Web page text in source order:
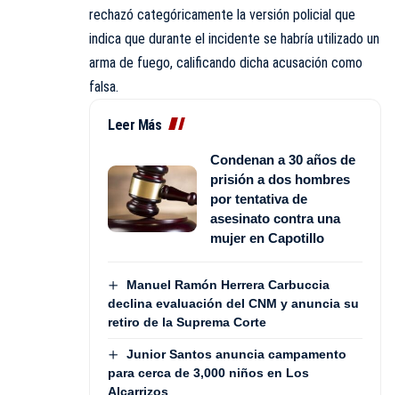
rechazó categóricamente la versión policial que
indica que durante el incidente se habría utilizado un
arma de fuego, calificando dicha acusación como
falsa.
Leer Más
Condenan a 30 años de
prisión a dos hombres
por tentativa de
asesinato contra una
mujer en Capotillo
Manuel Ramón Herrera Carbuccia
declina evaluación del CNM y anuncia su
retiro de la Suprema Corte
Junior Santos anuncia campamento
para cerca de 3,000 niños en Los
Alcarrizos